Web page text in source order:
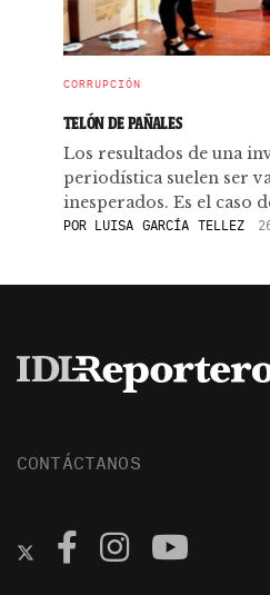
CORRUPCIÓN
TELÓN DE PAÑALES
Los resultados de una
periodística suelen ser
inesperados. Es el caso
PORLUISA GARCÍA TELLEZ
CONTÁCTANOS